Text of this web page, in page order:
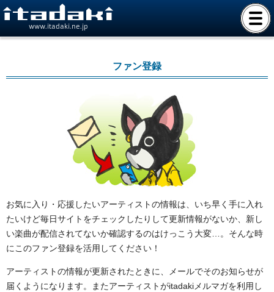
www.itadaki.ne.jp
ファン登録
お気に入り・応援したいアーティストの情報は、いち早く手に入れ
たいけど毎日サイトをチェックしたりして更新情報がないか、新し
い楽曲が配信されてないか確認するのはけっこう大変…。そんな時
にこのファン登録を活用してください！
アーティストの情報が更新されたときに、メールでそのお知らせが
届くようになります。またアーティストがitadakiメルマガを利用し